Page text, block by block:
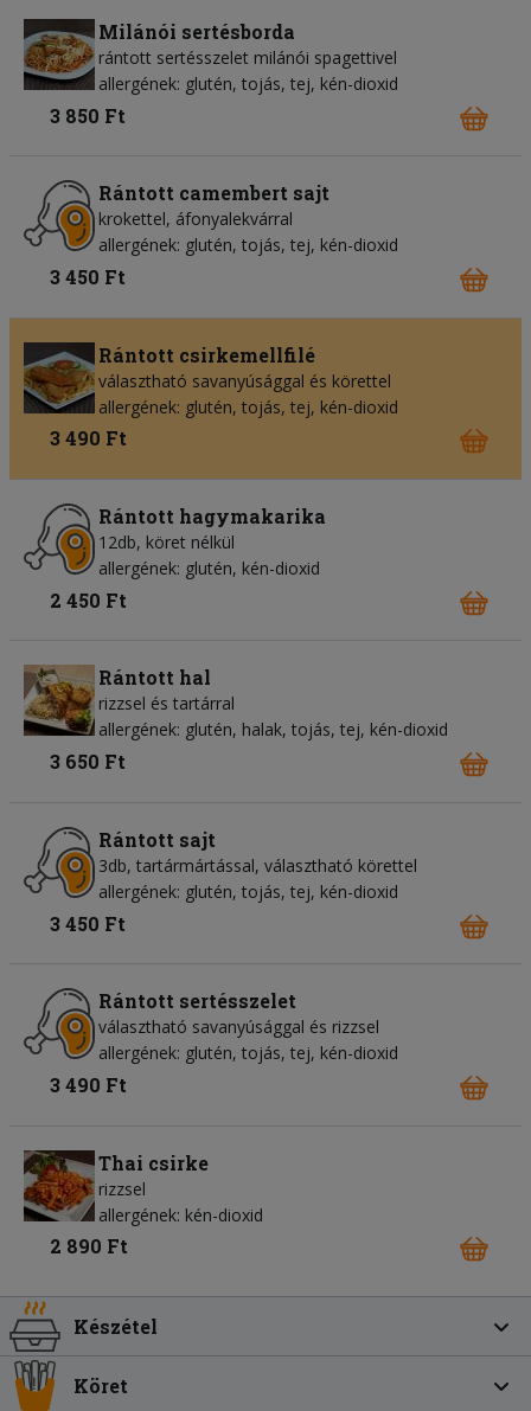
Milánói sertésborda
rántott sertésszelet milánói spagettivel
allergének: glutén, tojás, tej, kén-dioxid
3 850 Ft
Rántott camembert sajt
krokettel, áfonyalekvárral
allergének: glutén, tojás, tej, kén-dioxid
3 450 Ft
Rántott csirkemellfilé
választható savanyúsággal és körettel
allergének: glutén, tojás, tej, kén-dioxid
3 490 Ft
Rántott hagymakarika
12db, köret nélkül
allergének: glutén, kén-dioxid
2 450 Ft
Rántott hal
rizzsel és tartárral
allergének: glutén, halak, tojás, tej, kén-dioxid
3 650 Ft
Rántott sajt
3db, tartármártással, választható körettel
allergének: glutén, tojás, tej, kén-dioxid
3 450 Ft
Rántott sertésszelet
választható savanyúsággal és rizzsel
allergének: glutén, tojás, tej, kén-dioxid
3 490 Ft
Thai csirke
rizzsel
allergének: kén-dioxid
2 890 Ft
Készétel
Köret